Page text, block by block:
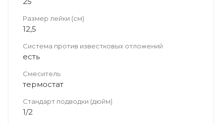
Размер лейки (см)
12,5
Система против известковых отложений
есть
Смеситель
термостат
Стандарт подводки (дюйм)
1/2